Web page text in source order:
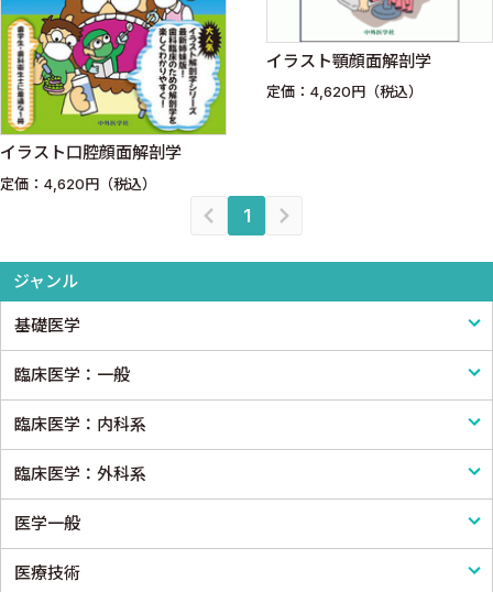
ジャンル
基礎医学
基礎医学一般
解剖学
生理学
免疫学・血清学
公衆衛生学
臨床医学：一般
臨床医学一般
診断・臨床検査
画像医学・放射線医学・核医学
プライマリケア医学・総合診療
臨床医学：内科系
内科学一般
感染症
アレルギー・膠原病・リウマチ
臨床医学：外科系
外科学一般
脳神経外科
医学一般
医学一般・医学概論
医療技術
イラスト口腔顔面解剖学
定価：4,620円（税込）
イラスト顎顔面解剖学
定価：4,620円（税込）
1